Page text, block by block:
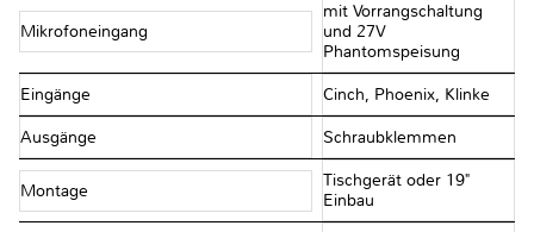
Mikrofoneingang
mit Vorrangschaltung
und 27V
Phantomspeisung
Eingänge Cinch, Phoenix, Klinke
Ausgänge Schraubklemmen
Montage
Tischgerät oder 19"
Einbau